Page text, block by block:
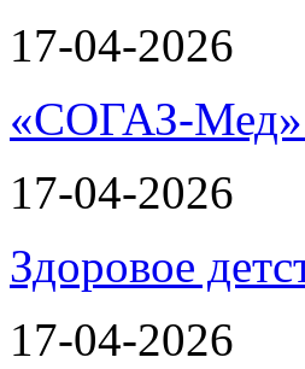
17-04-2026
«СОГАЗ-Мед»
17-04-2026
Здоровое
17-04-2026